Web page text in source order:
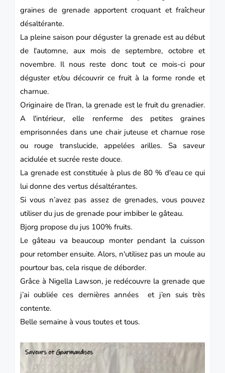
graines de grenade apportent croquant et fraîcheur
désaltérante.
La pleine saison pour déguster la grenade est au début
de l'automne, aux mois de septembre, octobre et
novembre. Il nous reste donc tout ce mois-ci pour
déguster et/ou découvrir ce fruit à la forme ronde et
charnue.
Originaire de l'Iran, la grenade est le fruit du grenadier.
A l'intérieur, elle renferme des petites graines
emprisonnées dans une chair juteuse et charnue rose
ou rouge translucide, appelées arilles. Sa saveur
acidulée et sucrée reste douce.
La grenade est constituée à plus de 80 % d'eau ce qui
lui donne des vertus désaltérantes.
Si vous n’avez pas assez de grenades, vous pouvez
utiliser du jus de grenade pour imbiber le gâteau.
Bjorg propose du jus 100% fruits.
Le gâteau va beaucoup monter pendant la cuisson
pour retomber ensuite. Alors, n'utilisez pas un moule au
pourtour bas, cela risque de déborder.
Grâce à Nigella Lawson, je redécouvre la grenade que
j’ai oubliée ces dernières années et j’en suis très
contente.
Belle semaine à vous toutes et tous.